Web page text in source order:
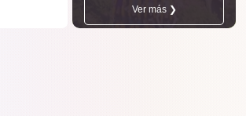
Ver más ❯